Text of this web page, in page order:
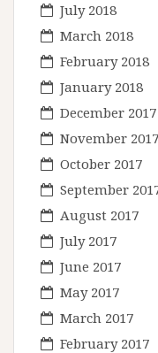
July 2018
March 2018
February 2018
January 2018
December 2017
November 2017
October 2017
September
August 2017
July 2017
June 2017
May 2017
March 2017
February 2017